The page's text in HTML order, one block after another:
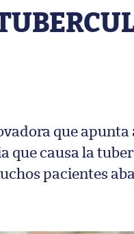
que apunta
que causa la
pacientes